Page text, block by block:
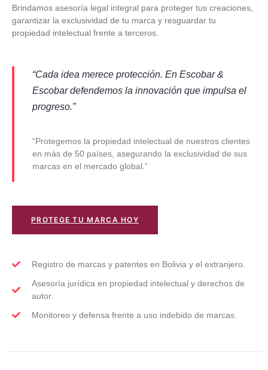
Brindamos asesoría legal integral para proteger tus creaciones,
garantizar la exclusividad de tu marca y resguardar tu
propiedad intelectual frente a terceros.
“Cada idea merece protección. En Escobar &
Escobar defendemos la innovación que impulsa el
progreso.”
“Protegemos la propiedad intelectual de nuestros clientes
en más de 50 países, asegurando la exclusividad de sus
marcas en el mercado global.”
PROTEGE TU MARCA HOY
Registro de marcas y patentes en Bolivia y el extranjero.
Asesoría jurídica en propiedad intelectual y derechos de
autor.
Monitoreo y defensa frente a uso indebido de marcas.